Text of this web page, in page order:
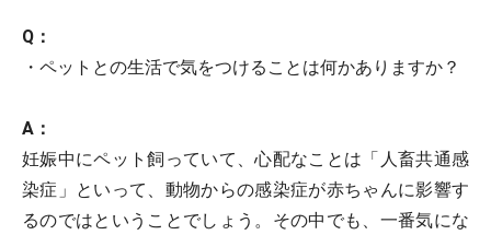
Q：
・ペットとの生活で気をつけることは何かありますか？
A：
妊娠中にペット飼っていて、心配なことは「人畜共通感
染症」といって、動物からの感染症が赤ちゃんに影響す
るのではということでしょう。その中でも、一番気にな